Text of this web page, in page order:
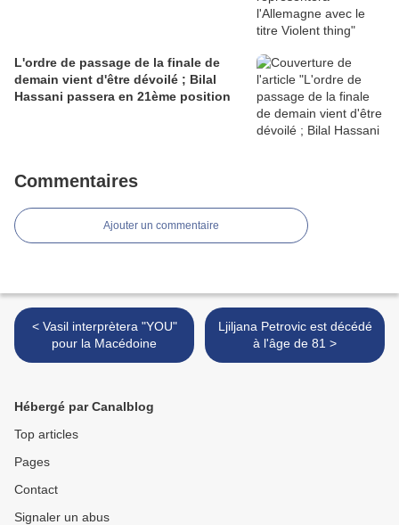
L'ordre de passage de la finale de
demain vient d'être dévoilé ; Bilal
Hassani passera en 21ème position
Commentaires
Ajouter un commentaire
< Vasil interprètera "YOU"
pour la Macédoine
Ljiljana Petrovic est décédé
à l'âge de 81 >
Hébergé par Canalblog
Top articles
Pages
Contact
Signaler un abus